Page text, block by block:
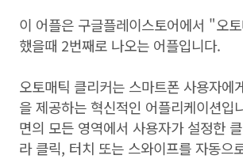
이 어플은 구글플레이스토어에서 "오
했을때 2번째로 나오는 어플입니다.
오토매틱 클리커는 스마트폰 사용자에
을 제공하는 혁신적인 어플리케이션입
면의 모든 영역에서 사용자가 설정한
라 클릭, 터치 또는 스와이프를 자동으